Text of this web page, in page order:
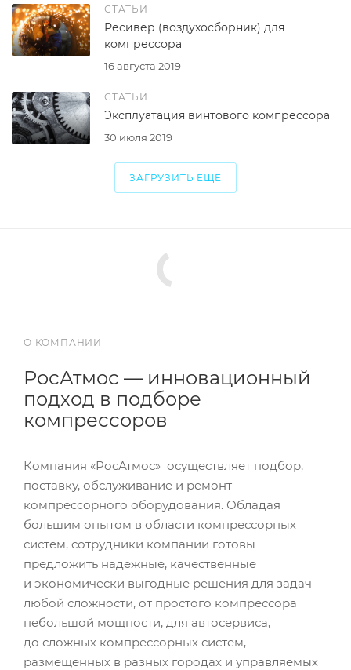
СТАТЬИ
16 августа 2019
Ресивер (воздухосборник) для
компрессора
СТАТЬИ
30 июля 2019
Эксплуатация винтового компрессора
ЗАГРУЗИТЬ ЕЩЕ
О КОМПАНИИ
РосАтмос — инновационный
подход в подборе
компрессоров
Компания «РосАтмос» осуществляет подбор,
поставку, обслуживание и ремонт
компрессорного оборудования. Обладая
большим опытом в области компрессорных
систем, сотрудники компании готовы
предложить надежные, качественные
и экономически выгодные решения для задач
любой сложности, от простого компрессора
небольшой мощности, для автосервиса,
до сложных компрессорных систем,
размещенных в разных городах и управляемых